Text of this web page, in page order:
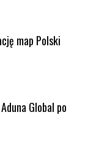
map Polski
Global po